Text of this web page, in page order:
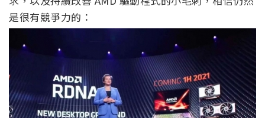
是很有競爭力的：